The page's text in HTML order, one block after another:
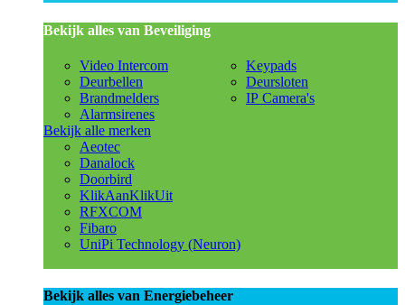
Bekijk alles van Beveiliging
Video Intercom
Deurbellen
Brandmelders
Alarmsirenes
Keypads
Deursloten
IP Camera's
Bekijk alle merken
Aeotec
Danalock
Doorbird
KlikAanKlikUit
RFXCOM
Fibaro
UniPi Technology (Neuron)
Bekijk alles van Energiebeheer